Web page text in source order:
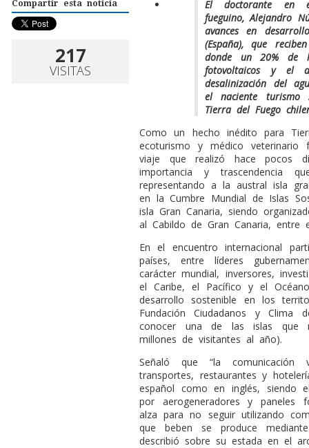
Compartir esta noticia
217
VISITAS
El doctorante en
fueguino, Alejandro
avances en
(España), que
donde un 20% de
fotovoltaicos y el
desalinización del
el naciente turismo
Tierra del Fuego
Como un hecho inédito para
ecoturismo y médico veterinario
viaje que realizó hace pocos
importancia y trascendencia
representando a la austral isla
en la Cumbre Mundial de Islas
isla Gran Canaria, siendo
al Cabildo de Gran Canaria,
En el encuentro internacional
países, entre líderes
carácter mundial, inversores,
el Caribe, el Pacífico y el
desarrollo sostenible en los
Fundación Ciudadanos y
conocer una de las islas que
millones de visitantes al año).
Señaló que “la
transportes, restaurantes y
español como en inglés, siendo
por aerogeneradores y paneles
alza para no seguir utilizando
que beben se produce
describió sobre su estada en el